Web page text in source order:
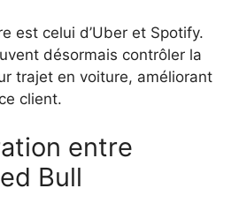
est celui d’Uber et Spotify.
désormais contrôler la
trajet en voiture, améliorant
client.
entre
Bull